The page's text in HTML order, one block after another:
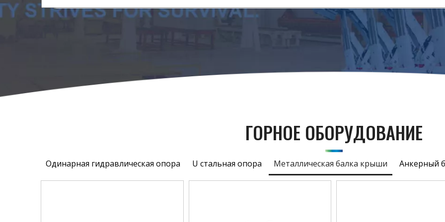
ГОРНОЕ ОБОРУДОВАНИЕ
Одинарная гидравлическая опора U стальная опора Металлическая балка крыши Анкерный